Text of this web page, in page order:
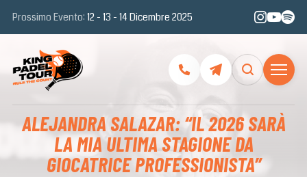
Prossimo Evento: 12 - 13 - 14 Dicembre 2025
ALEJANDRA SALAZAR: “IL 2026 SARÀ
LA MIA ULTIMA STAGIONE DA
GIOCATRICE PROFESSIONISTA”